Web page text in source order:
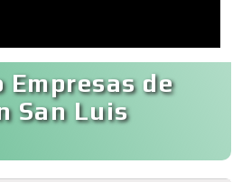
Empresas de
San Luis